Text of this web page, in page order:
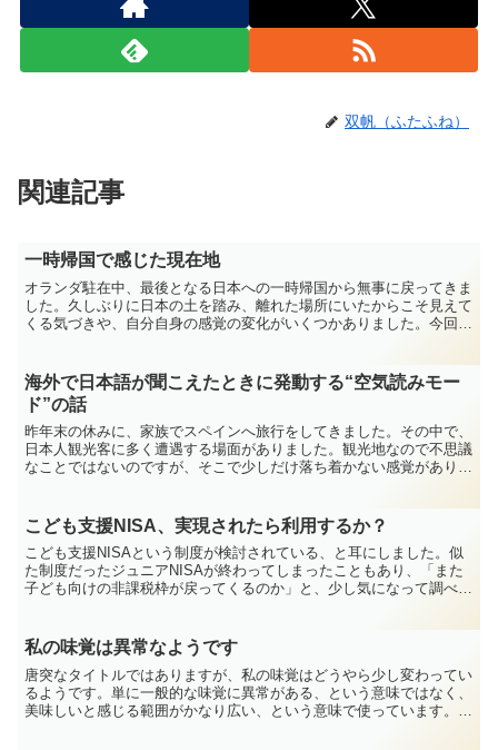
双帆（ふたふね）
関連記事
一時帰国で感じた現在地
オランダ駐在中、最後となる日本への一時帰国から無事に戻ってきま
した。久しぶりに日本の土を踏み、離れた場所にいたからこそ見えて
くる気づきや、自分自身の感覚の変化がいくつかありました。今回
海外で日本語が聞こえたときに発動する“空気読みモー
ド”の話
昨年末の休みに、家族でスペインへ旅行をしてきました。その中で、
日本人観光客に多く遭遇する場面がありました。観光地なので不思議
なことではないのですが、そこで少しだけ落ち着かない感覚がありま
こども支援NISA、実現されたら利用するか？
こども支援NISAという制度が検討されている、と耳にしました。似
た制度だったジュニアNISAが終わってしまったこともあり、「また
子ども向けの非課税枠が戻ってくるのか」と、少し気になって調べて
私の味覚は異常なようです
唐突なタイトルではありますが、私の味覚はどうやら少し変わってい
るようです。単に一般的な味覚に異常がある、という意味ではなく、
美味しいと感じる範囲がかなり広い、という意味で使っています。自